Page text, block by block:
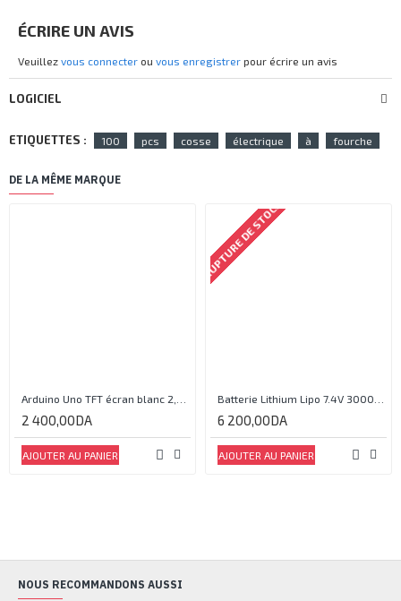
ÉCRIRE UN AVIS
Veuillez vous connecter ou vous enregistrer pour écrire un avis
LOGICIEL
ETIQUETTES : 100 pcs cosse électrique à fourche
DE LA MÊME MARQUE
2 400,00DA
AJOUTER AU PANIER
RUPTURE DE STOCK
6 200,00DA
AJOUTER AU PANIER
NOUS RECOMMANDONS AUSSI